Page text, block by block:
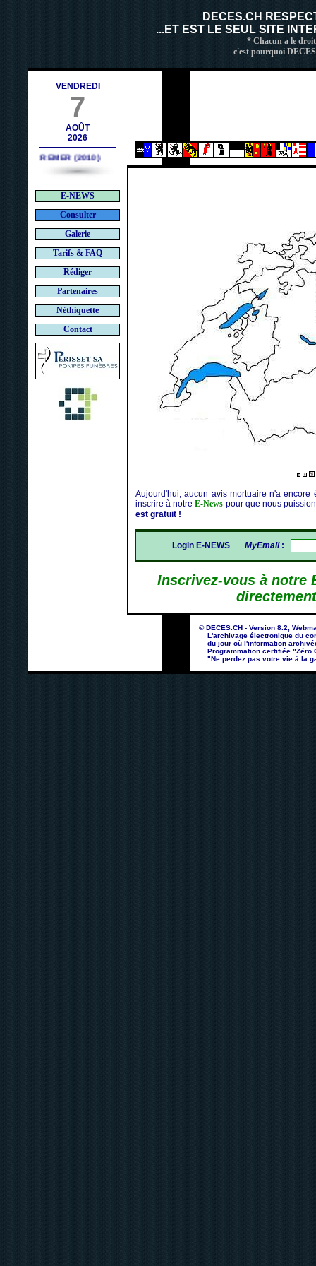
DECES.CH
...ET EST LE SEUL SITE
* Chacun a le
c'est pourquoi
VENDREDI
7
AOÛT
2026
Bruno CREMER (2010)
E-NEWS
Consulter
Galerie
Tarifs & FAQ
Rédiger
Partenaires
Néthiquette
Contact
Aujourd'hui, aucun avis mortuaire n'a
inscrire à notreE-News pour que nous
est gratuit !
Login E-NEWS MyEmail:
Inscrivez-vous à notre
© DECES.CH - Version 8.2,
L'archivage électronique du
du jour où l'information
Programmation certifiée "Zéro
"Ne perdez pas votre vie à la